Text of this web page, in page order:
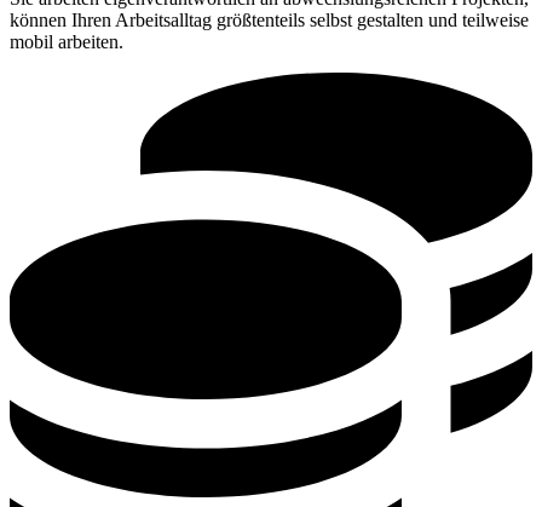
können Ihren Arbeitsalltag größtenteils selbst gestalten und teilweise
mobil arbeiten.